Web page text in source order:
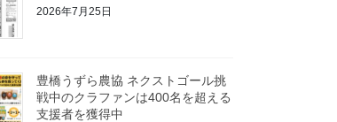
2026年7月25日
豊橋うずら農協 ネクストゴール挑
戦中のクラファンは400名を超える
支援者を獲得中